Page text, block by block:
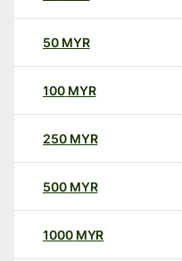
50 MYR
100 MYR
250 MYR
500 MYR
1000 MYR